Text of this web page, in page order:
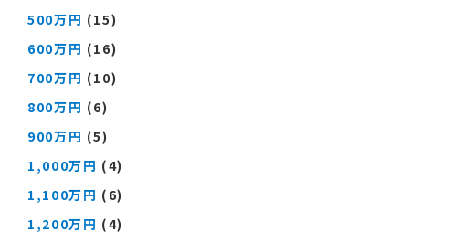
500万円 (15)
600万円 (16)
700万円 (10)
800万円 (6)
900万円 (5)
1,000万円 (4)
1,100万円 (6)
1,200万円 (4)